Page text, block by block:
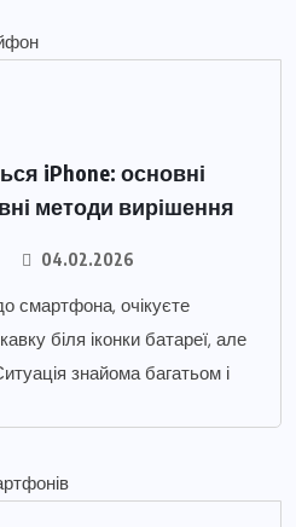
iPhone: основні
методи вирішення
04.02.2026
смартфона, очікуєте
біля іконки батареї, але
знайома багатьом і